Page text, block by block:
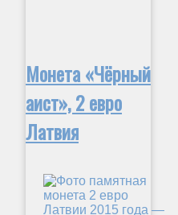
Монета «Чёрный
аист», 2 евро
Латвия